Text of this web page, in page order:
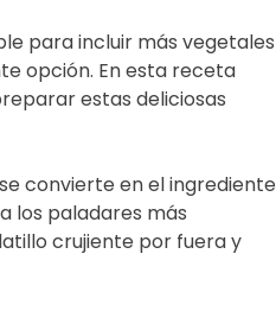
para incluir más vegetales
opción. En esta receta
estas deliciosas
convierte en el ingrediente
los paladares más
crujiente por fuera y